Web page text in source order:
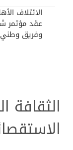
الائتلاف
عقد مؤتمر
وفريق وطني
الثقافة